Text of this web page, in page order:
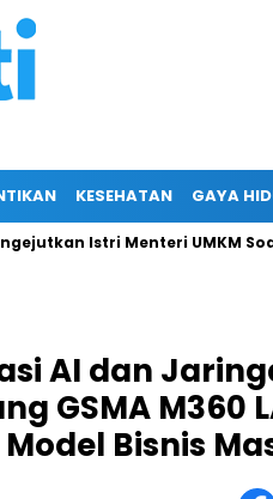
KESEHATAN GAYA
Istri Menteri UMKM Soal
AI dan
GSMA M360
Bisnis